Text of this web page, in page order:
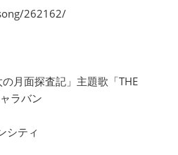
262162/
月面探査記」主題歌「THE
ラバン
シティ